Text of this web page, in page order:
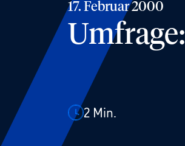
17. Februar 2000
Umfrage:
2 Min.